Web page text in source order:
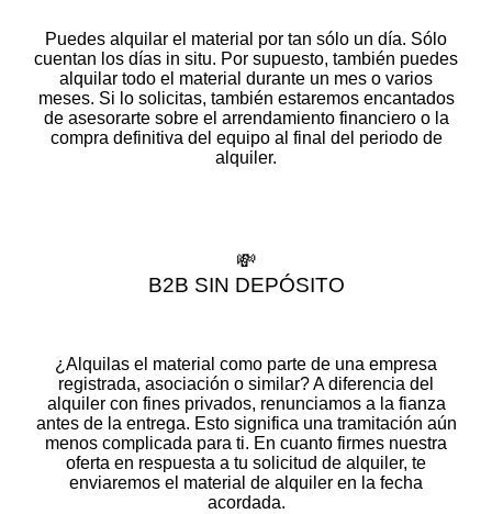
Puedes alquilar el material por tan sólo un día. Sólo
cuentan los días in situ. Por supuesto, también puedes
alquilar todo el material durante un mes o varios
meses. Si lo solicitas, también estaremos encantados
de asesorarte sobre el arrendamiento financiero o la
compra definitiva del equipo al final del periodo de
alquiler.
💸
B2B SIN DEPÓSITO
¿Alquilas el material como parte de una empresa
registrada, asociación o similar? A diferencia del
alquiler con fines privados, renunciamos a la fianza
antes de la entrega. Esto significa una tramitación aún
menos complicada para ti. En cuanto firmes nuestra
oferta en respuesta a tu solicitud de alquiler, te
enviaremos el material de alquiler en la fecha
acordada.